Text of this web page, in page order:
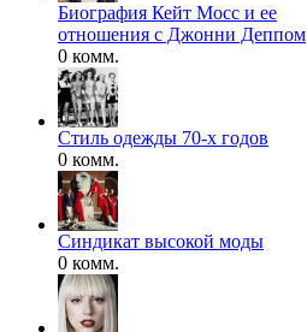
Биография Кейт Мосс и ее
отношения с Джонни Деппом
0 комм.
Стиль одежды 70-х годов
0 комм.
Синдикат высокой моды
0 комм.